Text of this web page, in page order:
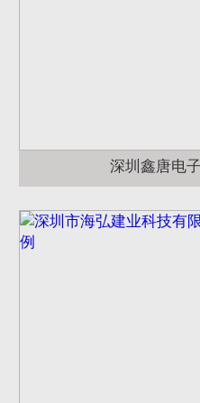
深圳鑫唐电